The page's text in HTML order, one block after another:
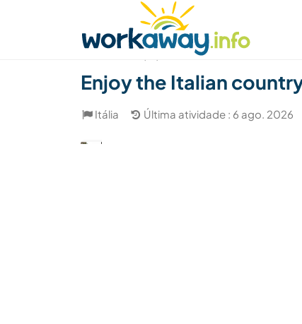
Achar anfitrião Parceiro de viagem
Enjoy the Italian
Itália Última atividade : 6 ago. 2026